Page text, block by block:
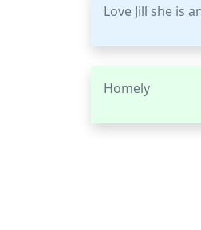
Love Jill she is
Homely